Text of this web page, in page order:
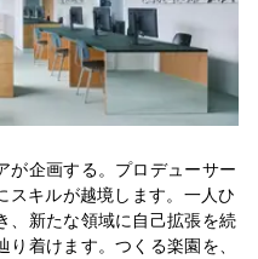
が企画する。プロデューサー
スキルが越境します。一人ひ
、新たな領域に自己拡張を続
着けます。つくる楽園を、